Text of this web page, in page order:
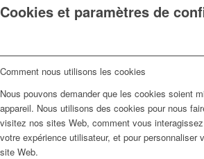
Cookies et paramètres de
Comment nous utilisons les cookies
Nous pouvons demander que les cookies soient
appareil. Nous utilisons des cookies pour nous
visitez nos sites Web, comment vous
votre expérience utilisateur, et pour personnaliser
site Web.